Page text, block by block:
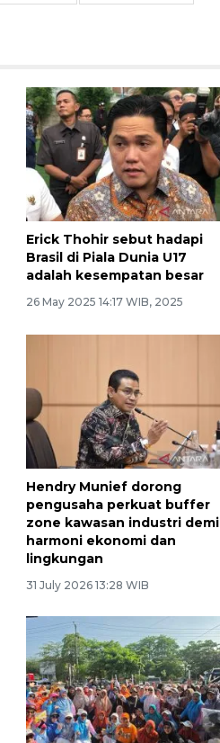
Erick Thohir sebut hadapi
Brasil di Piala Dunia U17
adalah kesempatan besar
26 May 2025 14:17 WIB, 2025
Hendry Munief dorong
pengusaha perkuat buffer
zone kawasan industri demi
harmoni ekonomi dan
lingkungan
31 July 2026 13:28 WIB